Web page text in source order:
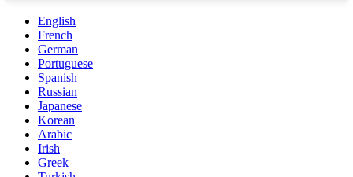
English
French
German
Portuguese
Spanish
Russian
Japanese
Korean
Arabic
Irish
Greek